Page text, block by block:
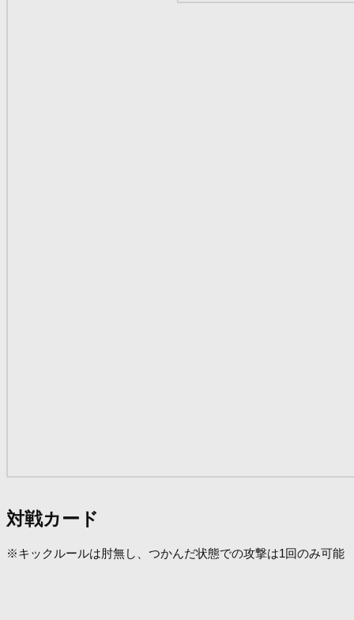
対戦カード
※キックルールは肘無し、つかんだ状態での攻撃は1回のみ可能